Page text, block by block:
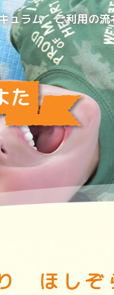
ュラム ご利用の流
た
ほしぞ